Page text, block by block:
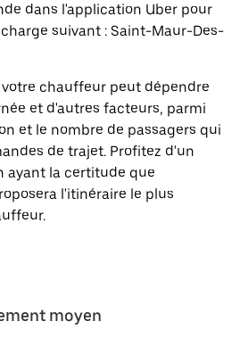
dans l'application Uber pour
suivant : Saint-Maur-Des-
chauffeur peut dépendre
et d'autres facteurs, parmi
et le nombre de passagers qui
de trajet. Profitez d'un
ayant la certitude que
l'itinéraire le plus
moyen